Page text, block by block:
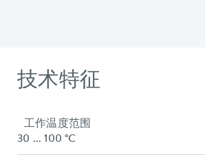
技术特征
工作温度范围
30 ... 100 °C